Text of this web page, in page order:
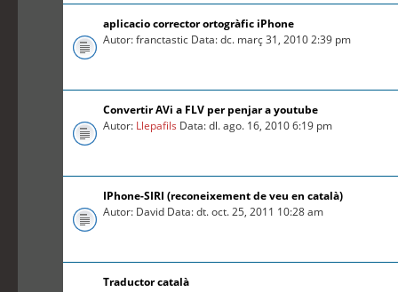
aplicacio corrector ortogràfic iPhone
Autor: franctastic Data: dc. març 31, 2010 2:39 pm
Convertir AVi a FLV per penjar a youtube
Autor: Llepafils Data: dl. ago. 16, 2010 6:19 pm
IPhone-SIRI (reconeixement de veu en català)
Autor: David Data: dt. oct. 25, 2011 10:28 am
Traductor català